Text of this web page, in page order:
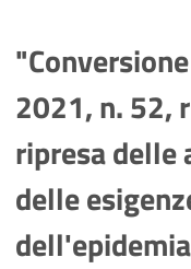
2021, n. 52,
ripresa delle
delle